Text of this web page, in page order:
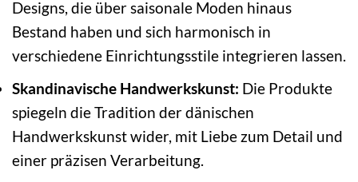
Designs, die über saisonale Moden hinaus
Bestand haben und sich harmonisch in
verschiedene Einrichtungsstile integrieren lassen.
Skandinavische Handwerkskunst: Die Produkte
spiegeln die Tradition der dänischen
Handwerkskunst wider, mit Liebe zum Detail und
einer präzisen Verarbeitung.